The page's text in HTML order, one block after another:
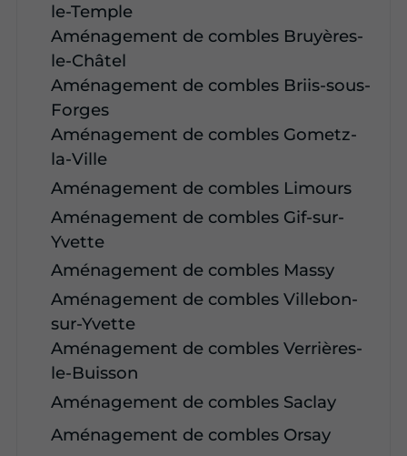
le-Temple
Aménagement de combles Bruyères-
le-Châtel
Aménagement de combles Briis-sous-
Forges
Aménagement de combles Gometz-
la-Ville
Aménagement de combles Limours
Aménagement de combles Gif-sur-
Yvette
Aménagement de combles Massy
Aménagement de combles Villebon-
sur-Yvette
Aménagement de combles Verrières-
le-Buisson
Aménagement de combles Saclay
Aménagement de combles Orsay